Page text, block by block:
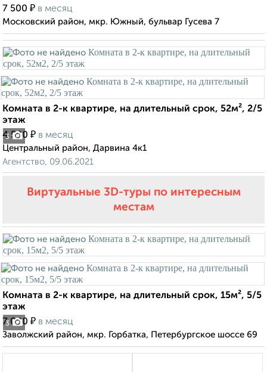
7 500 ₽ в месяц
Московский район, мкр. Южный, бульвар Гусева 7
3
Комната в 2-к квартире, на длительный срок, 52м², 2/5
этаж
4 500 ₽ в месяц
Центральный район, Дарвина 4к1
Агентство, 09.06.2021
Виртуальные 3D-туры по интересным
местам
3
Комната в 2-к квартире, на длительный срок, 15м², 5/5
этаж
7 000 ₽ в месяц
Заволжский район, мкр. Горбатка, Петербургское шоссе 69